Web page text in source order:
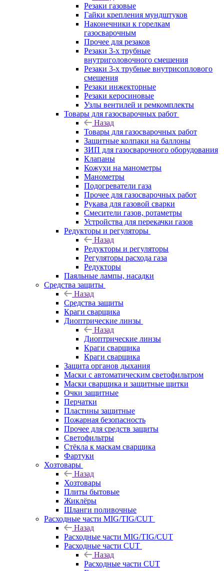
Резаки газовые
Гайки крепления мундштуков
Наконечники к горелкам
газосварочным
Прочее для резаков
Резаки 3-х трубные
внутриголовочного смешения
Резаки 3-х трубные внутрисоплового
смешения
Резаки инжекторные
Резаки керосиновые
Узлы вентилей и ремкомплекты
Товары для газосварочных работ
Назад
Товары для газосварочных работ
Защитные колпаки на баллоны
ЗИП для газосварочного оборудования
Клапаны
Кожухи на манометры
Манометры
Подогреватели газа
Прочее для газосварочных работ
Рукава для газовой сварки
Смесители газов, ротаметры
Устройства для перекачки газов
Редукторы и регуляторы
Назад
Редукторы и регуляторы
Регуляторы расхода газа
Редукторы
Паяльные лампы, насадки
Средства защиты
Назад
Средства защиты
Краги сварщика
Диоптрические линзы
Назад
Диоптрические линзы
Краги сварщика
Краги сварщика
Защита органов дыхания
Маски с автоматическим светофильтром
Маски сварщика и защитные щитки
Очки защитные
Перчатки
Пластины защитные
Пожарная безопасность
Прочее для средств защиты
Светофильтры
Стёкла к маскам сварщика
Фартуки
Хозтовары
Назад
Хозтовары
Плиты бытовые
Жиклёры
Шланги поливочные
Расходные части MIG/TIG/CUT
Назад
Расходные части MIG/TIG/CUT
Расходные части CUT
Назад
Расходные части CUT